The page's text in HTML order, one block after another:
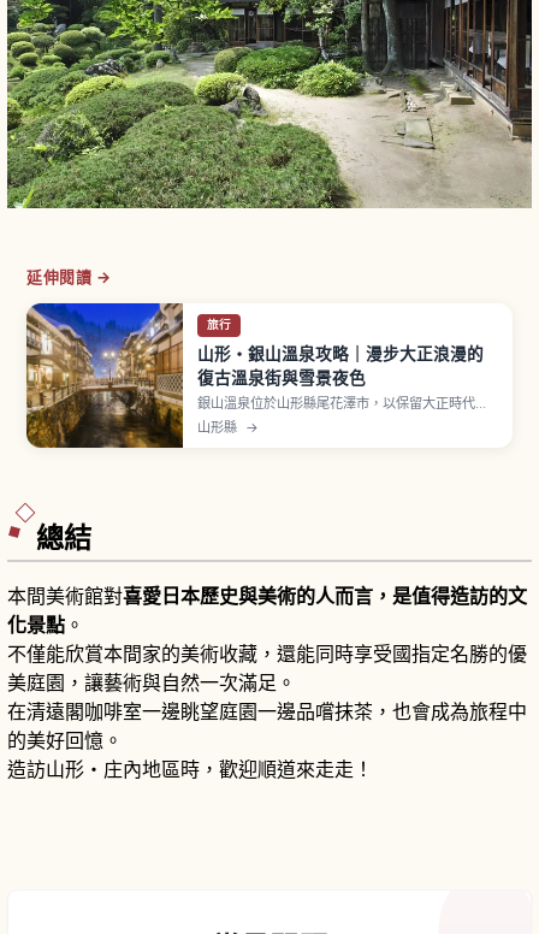
延伸閱讀 →
旅行
山形・銀山溫泉攻略｜漫步大正浪漫的
復古溫泉街與雪景夜色
銀山溫泉位於山形縣尾花澤市，以保留大正時代風
情的木造多層旅館街景聞名，「銀山」之名源自江
戶時代曾作為幕府直轄的延澤銀山。共同浴場「白
山形縣 →
總結
本間美術館對喜愛日本歷史與美術的人而言，是值得造訪的文
化景點 。
不僅能欣賞本間家的美術收藏，還能同時享受國指定名勝的優
美庭園，讓藝術與自然一次滿足。
在清遠閣咖啡室一邊眺望庭園一邊品嚐抹茶，也會成為旅程中
的美好回憶。
造訪山形・庄內地區時，歡迎順道來走走！